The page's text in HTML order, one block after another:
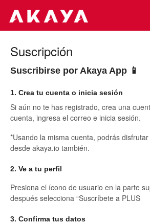
Suscripción
Suscribirse por Akaya App 📱
1. Crea tu cuenta o inicia sesión
Si aún no te has registrado, crea una
cuenta, ingresa el correo e inicia sesión.
*Usando la misma cuenta, podrás
desde akaya.io también.
2. Ve a tu perfil
Presiona el ícono de usuario en la parte
después selecciona “Suscríbete a PLUS
3. Confirma tus datos